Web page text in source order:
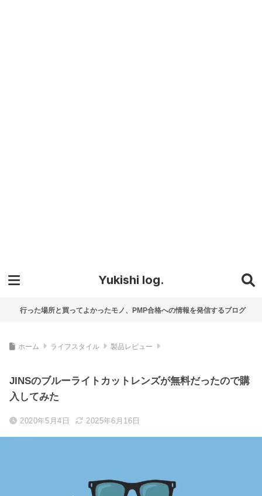
Yukishi log.
行った場所と買ってよかったモノ、PMP合格への情報を発信するブログ
ホーム ライフスタイル 製品レビュー
JINSのブルーライトカットレンズが無料だったので購
入してみた
2020年5月4日 2025年6月16日